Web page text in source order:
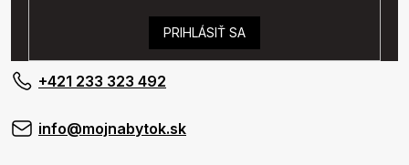
PRIHLÁSIŤ SA
+421 233 323 492
info@mojnabytok.sk